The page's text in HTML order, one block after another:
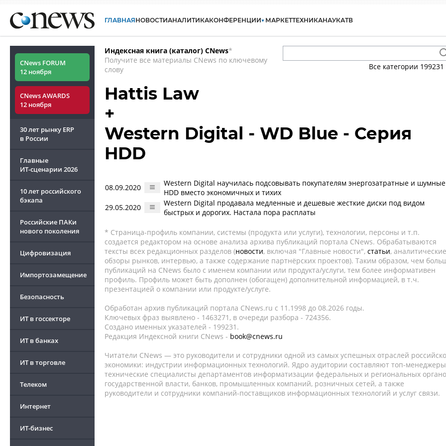
ГЛАВНАЯНОВОСТИАНАЛИТИКАКОНФЕРЕНЦИИ МАРКЕТТЕХНИКАНАУКАТВ
CNews FORUM
12 ноября
CNews AWARDS
12 ноября
30 лет рынку ERP
в России
Главные
ИТ-сценарии 2026
10 лет российского
бэкапа
Российские ПАКи
нового поколения
Цифровизация
Импортозамещение
Безопасность
ИТ в госсекторе
ИТ в банках
ИТ в торговле
Телеком
Интернет
ИТ-бизнес
Индексная книга (каталог) CNews*
Получите все материалы CNews по ключевому
слову
Все категории 199231
Hattis Law
+
Western Digital - WD Blue - Серия
HDD
08.09.2020
Western Digital научилась подсовывать покупателям энергозатратные и шумные
HDD вместо экономичных и тихих
29.05.2020
Western Digital продавала медленные и дешевые жесткие диски под видом
быстрых и дорогих. Настала пора расплаты
* Страница-профиль компании, системы (продукта или услуги), технологии, персоны и т.п.
создается редактором на основе анализа архива публикаций портала CNews. Обрабатываются
тексты всех редакционных разделов (новости, включая "Главные новости", статьи, аналитические
обзоры рынков, интервью, а также содержание партнёрских проектов). Таким образом, чем
публикаций на CNews было с именем компании или продукта/услуги, тем более информативен
профиль. Профиль может быть дополнен (обогащен) дополнительной информацией, в т.ч.
презентацией о компании или продукте/услуге.
Обработан архив публикаций портала CNews.ru c 11.1998 до 08.2026 годы.
Ключевых фраз выявлено - 1463271, в очереди разбора - 724356.
Создано именных указателей - 199231.
Редакция Индексной книги CNews - book@cnews.ru
Читатели CNews — это руководители и сотрудники одной из самых успешных отраслей
экономики: индустрии информационных технологий. Ядро аудитории составляют топ-
технические специалисты департаментов информатизации федеральных и региональных
государственной власти, банков, промышленных компаний, розничных сетей, а также
руководители и сотрудники компаний-поставщиков информационных технологий и услуг связи.